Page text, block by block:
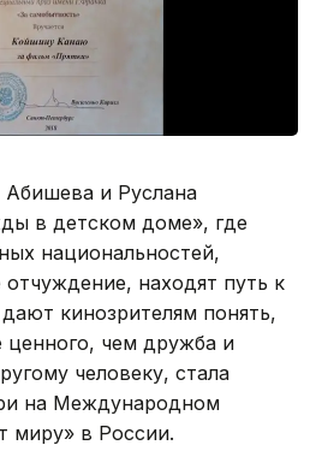
Абишева и Руслана
в детском доме», где
национальностей,
находят путь к
кинозрителям понять,
ценного, чем дружба и
человеку, стала
на Международном
миру» в России.